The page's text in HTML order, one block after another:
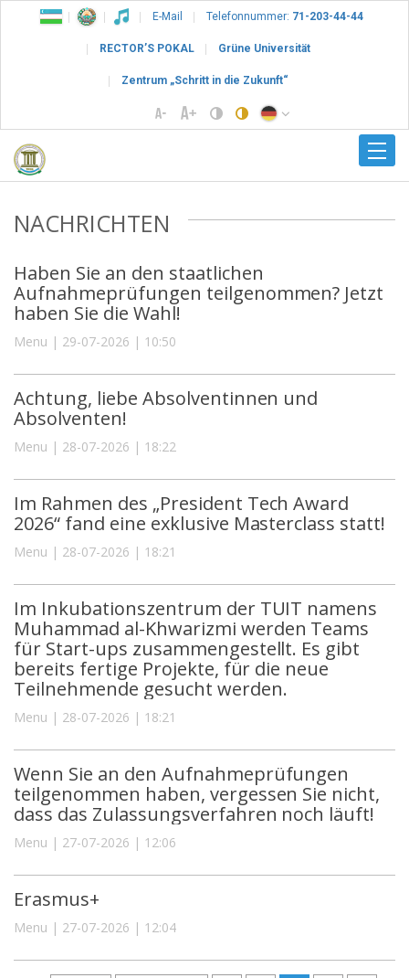
E-Mail Telefonnummer: 71-203-44-44
RECTOR’S POKAL Grüne Universität
Zentrum „Schritt in die Zukunft“
NACHRICHTEN
Haben Sie an den staatlichen
Aufnahmeprüfungen teilgenommen? Jetzt
haben Sie die Wahl!
Menu | 29-07-2026 | 10:50
Achtung, liebe Absolventinnen und
Absolventen!
Menu | 28-07-2026 | 18:22
Im Rahmen des „President Tech Award
2026“ fand eine exklusive Masterclass statt!
Menu | 28-07-2026 | 18:21
Im Inkubationszentrum der TUIT namens
Muhammad al-Khwarizmi werden Teams
für Start-ups zusammengestellt. Es gibt
bereits fertige Projekte, für die neue
Teilnehmende gesucht werden.
Menu | 28-07-2026 | 18:21
Wenn Sie an den Aufnahmeprüfungen
teilgenommen haben, vergessen Sie nicht,
dass das Zulassungsverfahren noch läuft!
Menu | 27-07-2026 | 12:06
Erasmus+
Menu | 27-07-2026 | 12:04